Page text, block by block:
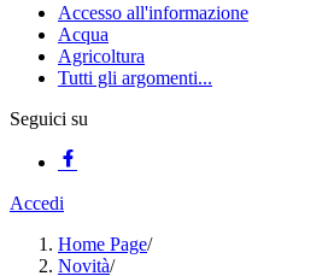
Accesso all'informazione
Acqua
Agricoltura
Tutti gli argomenti...
Seguici su
Accedi
Home Page/
Novità/